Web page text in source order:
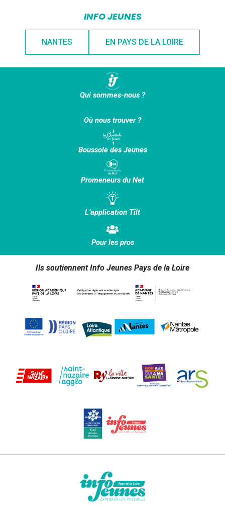
INFO JEUNES
NANTES EN PAYS DE LA LOIRE
Qui sommes-nous ?
Où nous trouver ?
Boussole des Jeunes
Promeneurs du Net
L’application Tilt
Pour les pros
Ils soutiennent Info Jeunes Pays de la Loire